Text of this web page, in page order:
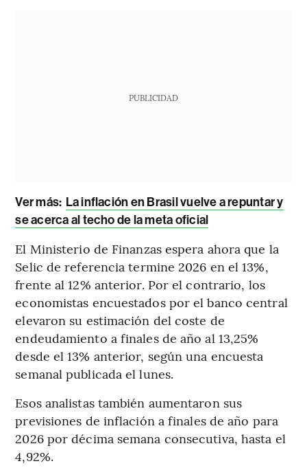
PUBLICIDAD
Ver más: La inflación en Brasil vuelve a repuntar y
se acerca al techo de la meta oficial
El Ministerio de Finanzas espera ahora que la
Selic de referencia termine 2026 en el 13%,
frente al 12% anterior. Por el contrario, los
economistas encuestados por el banco central
elevaron su estimación del coste de
endeudamiento a finales de año al 13,25%
desde el 13% anterior, según una encuesta
semanal publicada el lunes.
Esos analistas también aumentaron sus
previsiones de inflación a finales de año para
2026 por décima semana consecutiva, hasta el
4,92%.